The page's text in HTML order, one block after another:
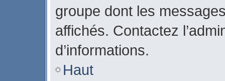
groupe dont les
affichés. Contactez
d’informations.
Haut